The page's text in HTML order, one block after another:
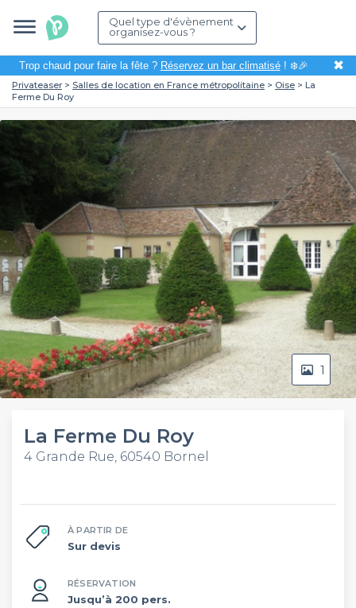
Quel type d'évènement
organisez-vous ?
Trop chaud pour faire la fête ? Réservez un bar climatisé! ❄️🎉 ✖
Privateaser Salles de location en France métropolitaine Oise
La
Ferme Du Roy
1
La Ferme Du Roy
4 Grande Rue, 60540 Bornel
À PARTIR DE
Sur devis
RÉSERVATION
Jusqu’à 200 pers.